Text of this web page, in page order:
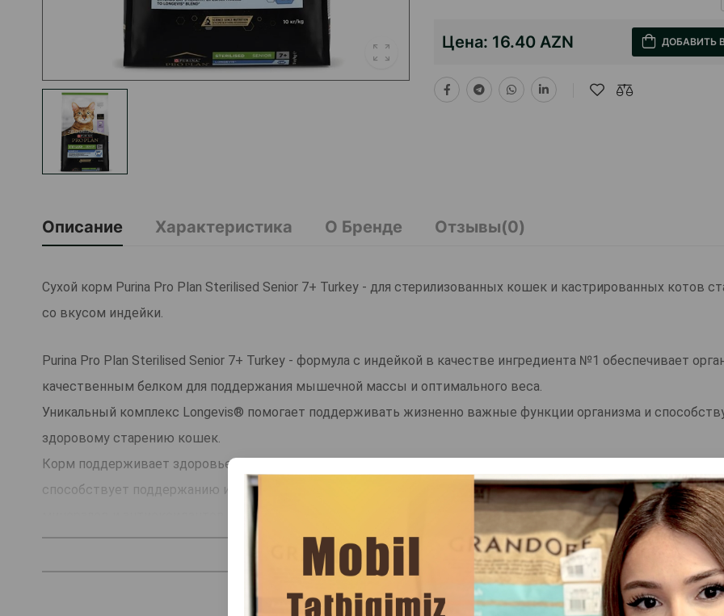
Цена: 16.40 AZN ДОБАВИТЬ
Описание Характеристика О Бренде Отзывы(0)
Сухой корм Purina Pro Plan Sterilised Senior 7+ Turkey - для стерилизованных кошек и кастрированных котов
со вкусом индейки.
Purina Pro Plan Sterilised Senior 7+ Turkey - формула с индейкой в качестве ингредиента №1 обеспечивает
качественным белком для поддержания мышечной массы и оптимального веса.
Уникальный комплекс Longevis® помогает поддерживать жизненно важные функции организма и
здоровому старению кошек.
Корм поддерживает здоровье мочевыводящей системы, помогает сохранять активность в зрелом возрасте,
способствует поддержанию иммунитета и хорошего самочувствия. Сбалансированное содержание
минералов и антиоксидантов помогает заботиться о здоровье питомца каждый день.
Не содержит добавленных красителей и ароматизаторов.
ЧИТАТЬ ДАЛЬШЕ